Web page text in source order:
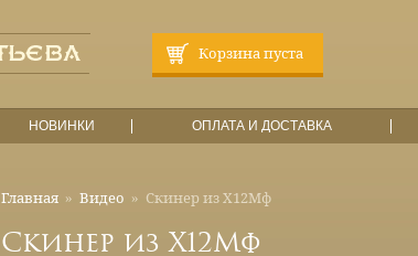
Корзина пуста
НОВИНКИ ОПЛАТА И ДОСТАВКА
Главная » Видео » Скинер из Х12Мф
Скинер из Х12Мф